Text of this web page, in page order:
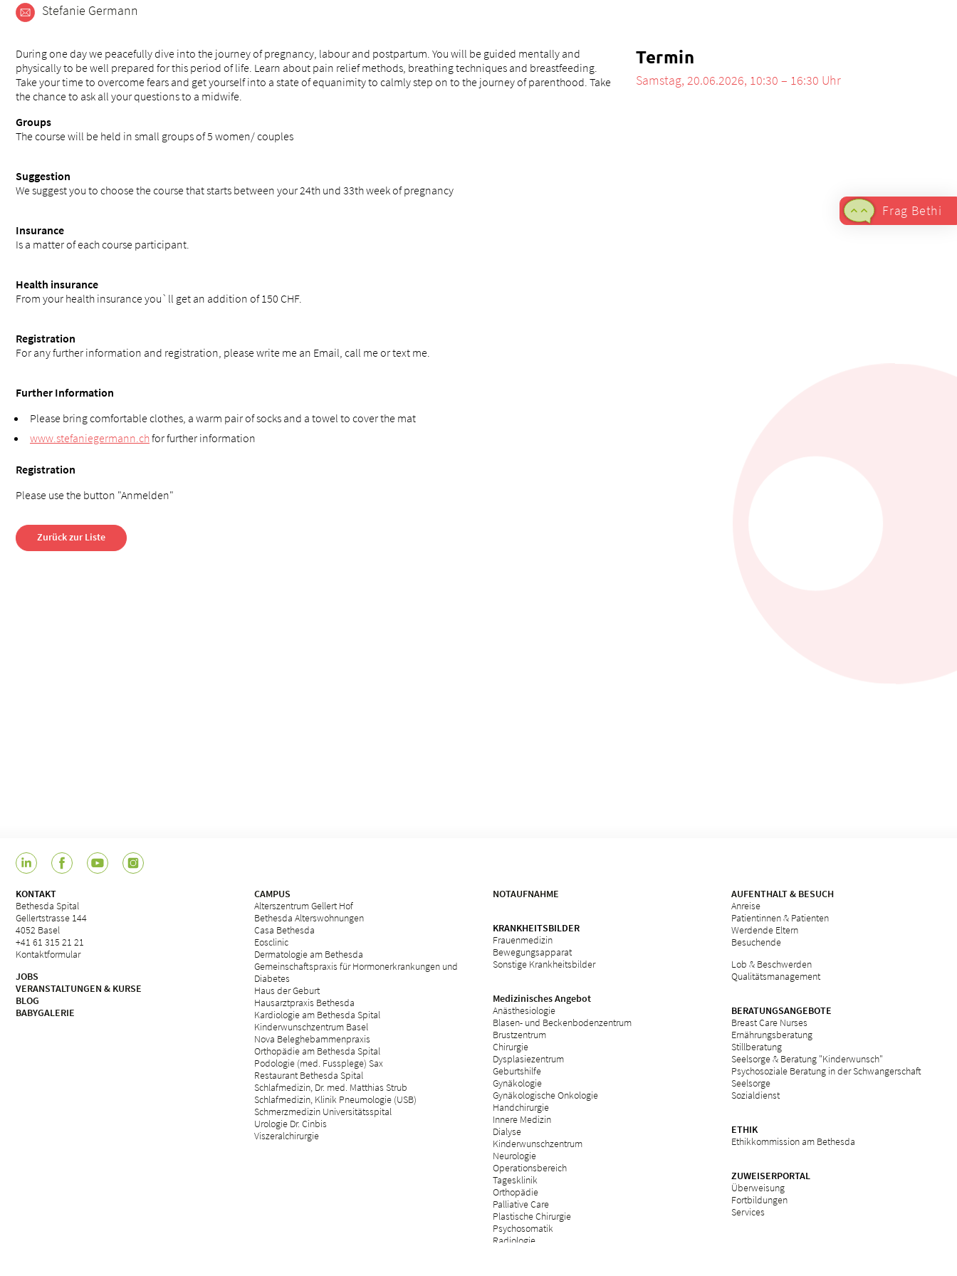
Stefanie Germann
During one day we peacefully dive into the journey of pregnancy, labour and postpartum. You will be guided mentally and
physically to be well prepared for this period of life. Learn about pain relief methods, breathing techniques and breastfeeding.
Take your time to overcome fears and get yourself into a state of equanimity to calmly step on to the journey of parenthood. Take
the chance to ask all your questions to a midwife.
Groups
The course will be held in small groups of 5 women/ couples
Suggestion
We suggest you to choose the course that starts between your 24th und 33th week of pregnancy
Insurance
Is a matter of each course participant.
Health insurance
From your health insurance you`ll get an addition of 150 CHF.
Registration
For any further information and registration, please write me an Email, call me or text me.
Further Information
Please bring comfortable clothes, a warm pair of socks and a towel to cover the mat
www.stefaniegermann.chfor further information
Registration
Please use the button "Anmelden"
Termin
Samstag, 20.06.2026, 10:30 – 16:30 Uhr
Zurück zur Liste
Frag Bethi
KONTAKT
Bethesda Spital
Gellertstrasse 144
4052 Basel
+41 61 315 21 21
Kontaktformular
JOBS
VERANSTALTUNGEN & KURSE
BLOG
BABYGALERIE
CAMPUS
Alterszentrum Gellert Hof
Bethesda Alterswohnungen
Casa Bethesda
Eosclinic
Dermatologie am Bethesda
Gemeinschaftspraxis für Hormonerkrankungen und
Diabetes
Haus der Geburt
Hausarztpraxis Bethesda
Kardiologie am Bethesda Spital
Kinderwunschzentrum Basel
Nova Beleghebammenpraxis
Orthopädie am Bethesda Spital
Podologie (med. Fussplege) Sax
Restaurant Bethesda Spital
Schlafmedizin, Dr. med. Matthias Strub
Schlafmedizin, Klinik Pneumologie (USB)
Schmerzmedizin Universitätsspital
Urologie Dr. Cinbis
Viszeralchirurgie
NOTAUFNAHME
KRANKHEITSBILDER
Frauenmedizin
Bewegungsapparat
Sonstige Krankheitsbilder
Medizinisches Angebot
Anästhesiologie
Blasen- und Beckenbodenzentrum
Brustzentrum
Chirurgie
Dysplasiezentrum
Geburtshilfe
Gynäkologie
Gynäkologische Onkologie
Handchirurgie
Innere Medizin
Dialyse
Kinderwunschzentrum
Neurologie
Operationsbereich
Tagesklinik
Orthopädie
Palliative Care
Plastische Chirurgie
Psychosomatik
Radiologie
AUFENTHALT & BESUCH
Anreise
Patientinnen & Patienten
Werdende Eltern
Besuchende
Lob & Beschwerden
Qualitätsmanagement
BERATUNGSANGEBOTE
Breast Care Nurses
Ernährungsberatung
Stillberatung
Seelsorge & Beratung "Kinderwunsch"
Psychosoziale Beratung in der Schwangerschaft
Seelsorge
Sozialdienst
ETHIK
Ethikkommission am Bethesda
ZUWEISERPORTAL
Überweisung
Fortbildungen
Services